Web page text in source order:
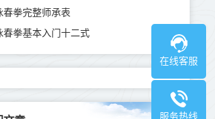
春拳完整师承表
春拳基本入门十二式
在线客服
服务热线